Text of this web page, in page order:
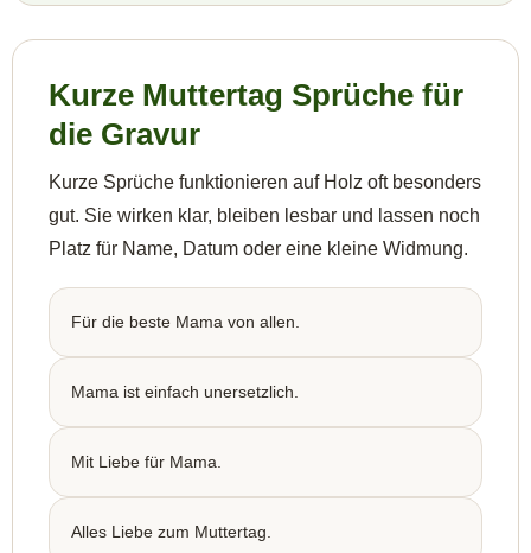
Kurze Muttertag Sprüche für
die Gravur
Kurze Sprüche funktionieren auf Holz oft besonders
gut. Sie wirken klar, bleiben lesbar und lassen noch
Platz für Name, Datum oder eine kleine Widmung.
Für die beste Mama von allen.
Mama ist einfach unersetzlich.
Mit Liebe für Mama.
Alles Liebe zum Muttertag.